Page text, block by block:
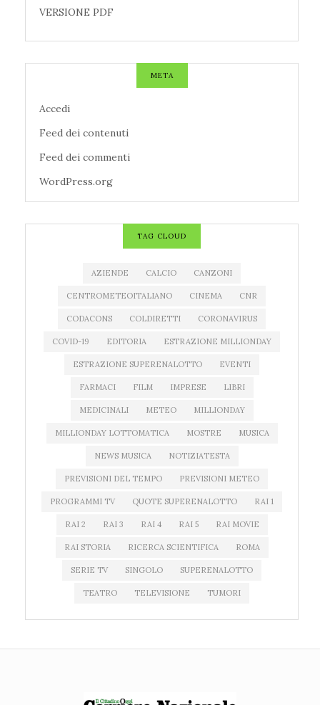
VERSIONE PDF
META
Accedi
Feed dei contenuti
Feed dei commenti
WordPress.org
TAG CLOUD
AZIENDE CALCIO CANZONI
CENTROMETEOITALIANO CINEMA CNR
CODACONS COLDIRETTI CORONAVIRUS
COVID-19 EDITORIA ESTRAZIONE MILLIONDAY
ESTRAZIONE SUPERENALOTTO EVENTI
FARMACI FILM IMPRESE LIBRI
MEDICINALI METEO MILLIONDAY
MILLIONDAY LOTTOMATICA MOSTRE MUSICA
NEWS MUSICA NOTIZIATESTA
PREVISIONI DEL TEMPO PREVISIONI METEO
PROGRAMMI TV QUOTE SUPERENALOTTO RAI 1
RAI 2 RAI 3 RAI 4 RAI 5 RAI MOVIE
RAI STORIA RICERCA SCIENTIFICA ROMA
SERIE TV SINGOLO SUPERENALOTTO
TEATRO TELEVISIONE TUMORI